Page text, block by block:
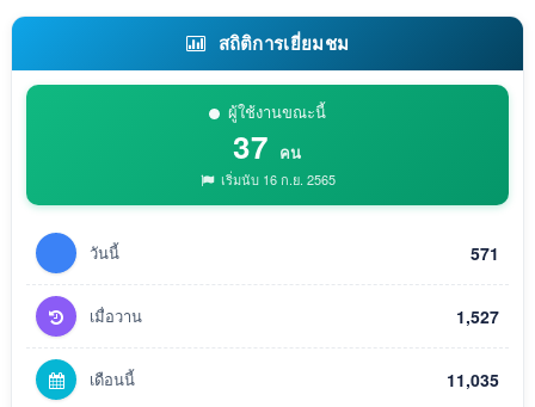
สถิติการเยี่ยมชม
ผู้ใช้งานขณะนี้
37 คน
เริ่มนับ 16 ก.ย. 2565
วันนี้ 571
เมื่อวาน 1,527
เดือนนี้ 11,035